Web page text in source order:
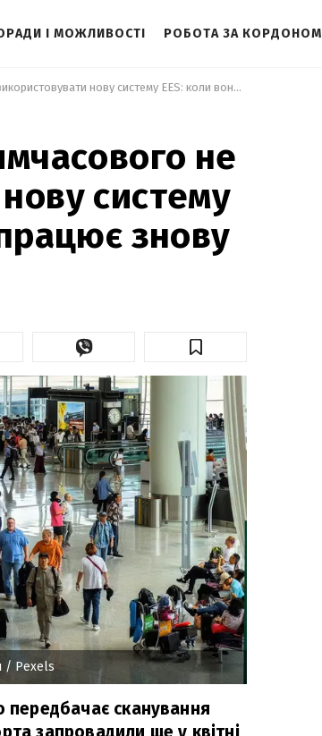
І МОЖЛИВОСТІ РОБОТА ЗА КОРДОНОМ
У ЄС дозволили тимчасового не використовувати нову систему EES: коли вона запрацює знову
не
систему
знову
/ Pexels
передбачає сканування